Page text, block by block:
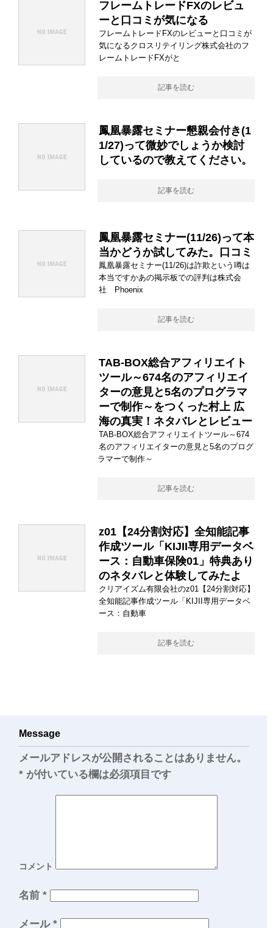
フレームトレードFXのレビュ
ーと口コミが気になる
フレームトレードFXのレビューと口コミが
気になるクロスリテイリング株式会社のフ
レームトレードFXがと
記事を読む
鳳凰暴露セミナー懇親会付き(1
1/27)って微妙でしょうか検討
しているので教えてください。
記事を読む
鳳凰暴露セミナー(11/26)って本
当かどうか試してみた。口コミ
鳳凰暴露セミナー(11/26)は詐欺という噂は
本当ですかあの掲示板での評判は株式会
社 Phoenix
記事を読む
TAB-BOX総合アフィリエイト
ツール～674名のアフィリエイ
ターの意見と5名のプログラマ
ーで制作～をつくった村上 広
海の真実！ネタバレとレビュー
TAB-BOX総合アフィリエイトツール～674
名のアフィリエイターの意見と5名のプログ
ラマーで制作～
記事を読む
z01【24分割対応】全知能記事
作成ツール「KIJII専用データベ
ース：自動車保険01」特典あり
のネタバレと体験してみたよ
クリアイズム有限会社のz01【24分割対応】
全知能記事作成ツール「KIJII専用データベ
ース：自動車
記事を読む
Message
メールアドレスが公開されることはありません。
* が付いている欄は必須項目です
コメント
名前 *
メール *